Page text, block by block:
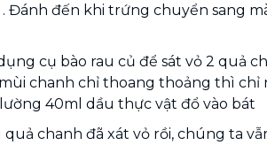
Đánh đến khi trứng chuyển sang
cụ bào rau củ để sát vỏ 2 quả
chanh chỉ thoang thoảng thì chỉ
40ml dầu thực vật đổ vào bát
quả chanh đã xát vỏ rồi, chúng ta